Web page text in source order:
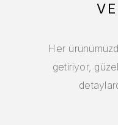
Her
getiriyor,